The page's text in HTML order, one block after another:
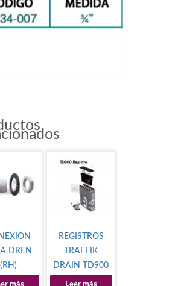
DREN
(RH)
más
REGISTROS
TRAFFIK
DRAIN TD900
Leer más